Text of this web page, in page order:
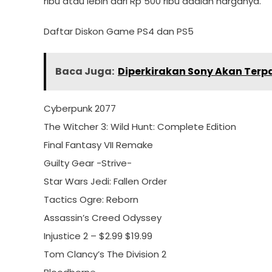
Daftar Diskon Game PS4 dan PS5
Baca Juga: Diperkirakan Sony Akan
Cyberpunk 2077
The Witcher 3: Wild Hunt: Complete Edition
Final Fantasy VII Remake
Guilty Gear -Strive-
Star Wars Jedi: Fallen Order
Tactics Ogre: Reborn
Assassin’s Creed Odyssey
Injustice 2 – $2.99 $19.99
Tom Clancy’s The Division 2